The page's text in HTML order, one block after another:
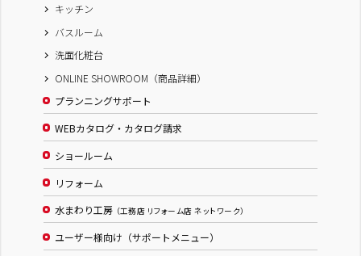
キッチン
バスルーム
洗面化粧台
ONLINE SHOWROOM（商品詳細）
プランニングサポート
WEBカタログ・カタログ請求
ショールーム
リフォーム
水まわり工房 （工務店 リフォーム店 ネットワーク）
ユーザー様向け（サポートメニュー）